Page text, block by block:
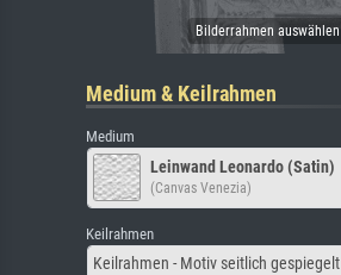
Medium & Keilrahmen
Medium
Leinwand Leonardo (Satin)
(Canvas Venezia)
Keilrahmen
Keilrahmen - Motiv seitlich gespiegelt